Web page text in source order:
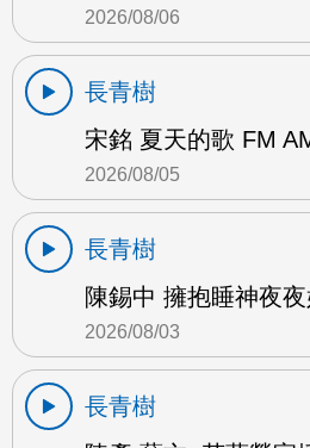
2026/08/06
長青樹
宋銘 夏天的歌 FM
2026/08/05
長青樹
陳錫中 擁抱睡神夜
2026/08/03
長青樹